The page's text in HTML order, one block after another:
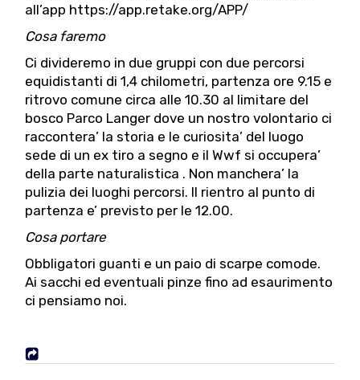
all’app https://app.retake.org/APP/
Cosa faremo
Ci divideremo in due gruppi con due percorsi
equidistanti di 1,4 chilometri, partenza ore 9.15 e
ritrovo comune circa alle 10.30 al limitare del
bosco Parco Langer dove un nostro volontario ci
raccontera’ la storia e le curiosita’ del luogo
sede di un ex tiro a segno e il Wwf si occupera’
della parte naturalistica . Non manchera’ la
pulizia dei luoghi percorsi. Il rientro al punto di
partenza e’ previsto per le 12.00.
Cosa portare
Obbligatori guanti e un paio di scarpe comode.
Ai sacchi ed eventuali pinze fino ad esaurimento
ci pensiamo noi.